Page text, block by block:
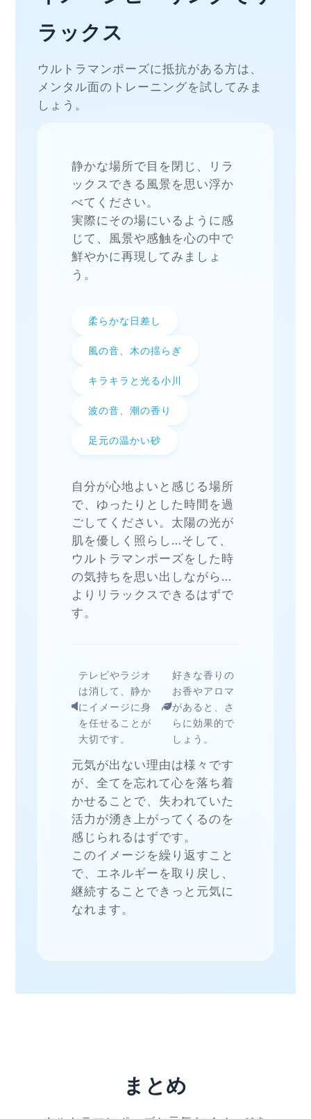
ラックス
ウルトラマンポーズに抵抗がある方は、
メンタル面のトレーニングを試してみま
しょう。
静かな場所で目を閉じ、リラ
ックスできる風景を思い浮か
べてください。
実際にその場にいるように感
じて、風景や感触を心の中で
鮮やかに再現してみましょ
う。
柔らかな日差し
風の音、木の揺らぎ
キラキラと光る小川
波の音、潮の香り
足元の温かい砂
自分が心地よいと感じる場所
で、ゆったりとした時間を過
ごしてください。太陽の光が
肌を優しく照らし…そして、
ウルトラマンポーズをした時
の気持ちを思い出しながら…
よりリラックスできるはずで
す。
テレビやラジオ
は消して、静か
にイメージに身
を任せることが
大切です。
好きな香りの
お香やアロマ
があると、さ
らに効果的で
しょう。
元気が出ない理由は様々です
が、全てを忘れて心を落ち着
かせることで、失われていた
活力が湧き上がってくるのを
感じられるはずです。
このイメージを繰り返すこと
で、エネルギーを取り戻し、
継続することできっと元気に
なれます。
まとめ